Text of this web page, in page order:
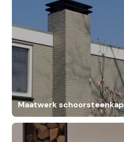
Maatwerk schoorsteenkap